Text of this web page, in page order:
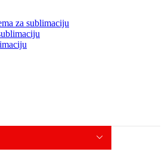
za sublimaciju